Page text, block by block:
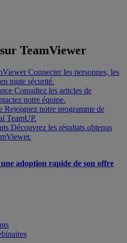
TeamViewer
Connecter les personnes, les
toute sécurité.
Consultez les articles de
notre équipe.
Rejoignez notre programme de
TeamUP.
Découvrez les résultats obtenus
adoption rapide de son offre